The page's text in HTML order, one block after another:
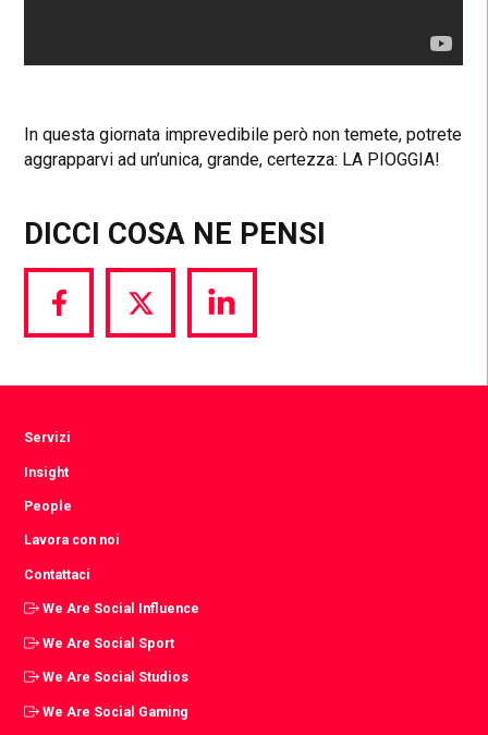
In questa giornata imprevedibile però non temete, potrete
aggrapparvi ad un’unica, grande, certezza: LA PIOGGIA!
DICCI COSA NE PENSI
Share
via
Share
via
Share
via
Servizi
Insight
People
Lavora con noi
Contattaci
We Are Social Influence
We Are Social Sport
We Are Social Studios
We Are Social Gaming